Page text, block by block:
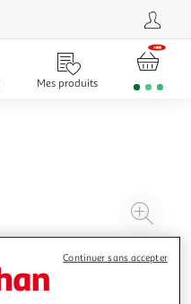
Mes produits
à
Continuer sans accepter